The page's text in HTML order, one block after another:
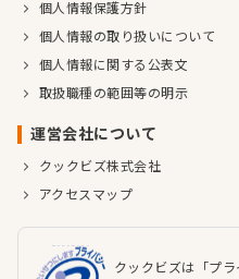
個人情報保護方針
個人情報の取り扱いについて
個人情報に関する公表文
取扱職種の範囲等の明示
運営会社について
クックビズ株式会社
アクセスマップ
クックビズは「プ